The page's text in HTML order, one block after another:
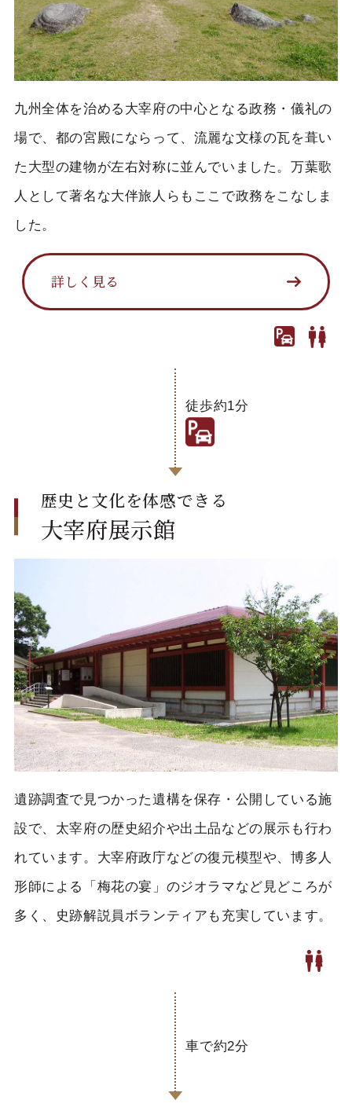
九州全体を治める大宰府の中心となる政務・儀礼の
場で、都の宮殿にならって、流麗な文様の瓦を葺い
た大型の建物が左右対称に並んでいました。万葉歌
人として著名な大伴旅人らもここで政務をこなしま
した。
詳しく見る
徒歩約1分
歴史と文化を体感できる
大宰府展示館
遺跡調査で見つかった遺構を保存・公開している施
設で、太宰府の歴史紹介や出土品などの展示も行わ
れています。大宰府政庁などの復元模型や、博多人
形師による「梅花の宴」のジオラマなど見どころが
多く、史跡解説員ボランティアも充実しています。
車で約2分